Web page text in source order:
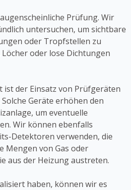
Prüfung. Wir
untersuchen, um sichtbare
oder Tropfstellen zu
Löcher oder lose Dichtungen
ist der Einsatz von Prüfgeräten
Geräte erhöhen den
um eventuelle
Wir können ebenfalls
Detektoren verwenden, die
Mengen von Gas oder
aus der Heizung austreten.
haben, können wir es